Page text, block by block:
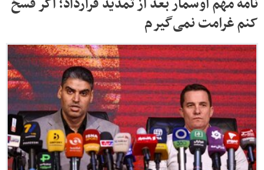
‌کنم غرامت نمی‌‎گیرم